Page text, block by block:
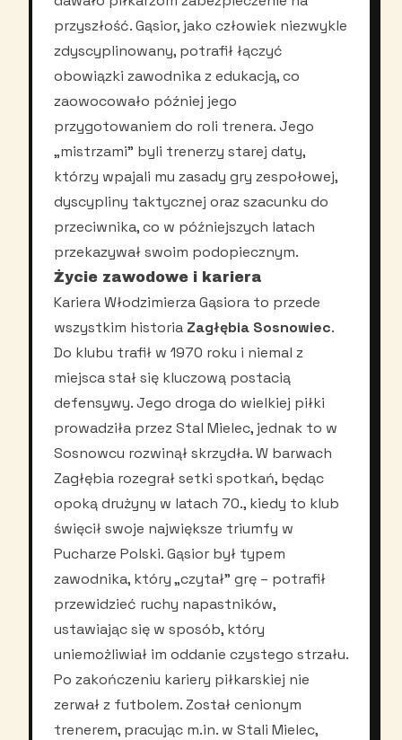
przyszłość. Gąsior, jako człowiek niezwykle
zdyscyplinowany, potrafił łączyć
obowiązki zawodnika z edukacją, co
zaowocowało później jego
przygotowaniem do roli trenera. Jego
„mistrzami” byli trenerzy starej daty,
którzy wpajali mu zasady gry zespołowej,
dyscypliny taktycznej oraz szacunku do
przeciwnika, co w późniejszych latach
przekazywał swoim podopiecznym.
Życie zawodowe i kariera
Kariera Włodzimierza Gąsiora to przede
wszystkim historia Zagłębia Sosnowiec.
Do klubu trafił w 1970 roku i niemal z
miejsca stał się kluczową postacią
defensywy. Jego droga do wielkiej piłki
prowadziła przez Stal Mielec, jednak to w
Sosnowcu rozwinął skrzydła. W barwach
Zagłębia rozegrał setki spotkań, będąc
opoką drużyny w latach 70., kiedy to klub
święcił swoje największe triumfy w
Pucharze Polski. Gąsior był typem
zawodnika, który „czytał” grę – potrafił
przewidzieć ruchy napastników,
ustawiając się w sposób, który
uniemożliwiał im oddanie czystego strzału.
Po zakończeniu kariery piłkarskiej nie
zerwał z futbolem. Został cenionym
trenerem, pracując m.in. w Stali Mielec,